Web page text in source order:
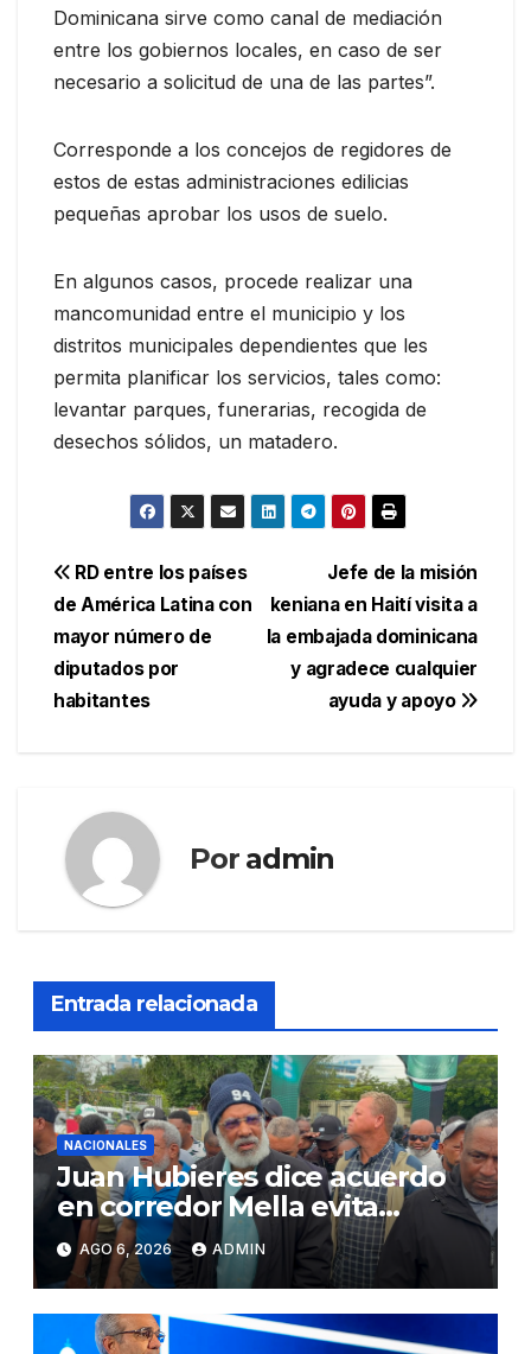
Dominicana sirve como canal de mediación
entre los gobiernos locales, en caso de ser
necesario a solicitud de una de las partes”.
Corresponde a los concejos de regidores de
estos de estas administraciones edilicias
pequeñas aprobar los usos de suelo.
En algunos casos, procede realizar una
mancomunidad entre el municipio y los
distritos municipales dependientes que les
permita planificar los servicios, tales como:
levantar parques, funerarias, recogida de
desechos sólidos, un matadero.
Navegación
de
entradas
Jefe de la misión
keniana en Haití visita a
la embajada dominicana
y agradece cualquier
ayuda y apoyo
RD entre los países
de América Latina con
mayor número de
diputados por
habitantes
Por admin
Entrada relacionada
NACIONALES
Juan Hubieres dice acuerdo
en corredor Mella evita
conflictos innecesarios
AGO 6, 2026 ADMIN